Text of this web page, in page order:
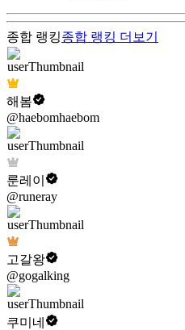
종합 랭킹종합 랭킹 더보기
해봄
@haebomhaebom
룬레이
@runeray
고갈왕
@gogalking
쿠미네